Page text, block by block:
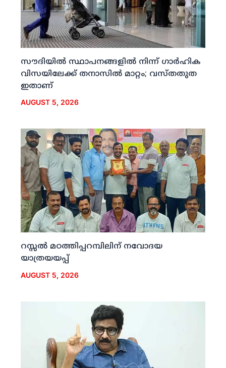
സൗദിയില്‍ സ്ഥാപനങ്ങളില്‍ നിന്ന് ഗാര്‍ഹിക
വിസയിലേക്ക് തനാസില്‍ മാറ്റം; വസ്തതുത
ഇതാണ്
AUGUST 5, 2026
റസ്സല്‍ മഠത്തിപ്പറമ്പിലിന് നവോദയ
യാത്രയയപ്പ്
AUGUST 5, 2026